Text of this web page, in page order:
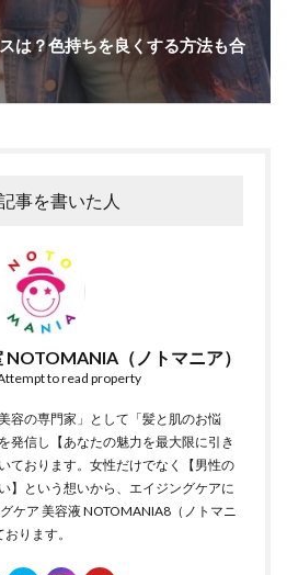
は？色持ちを良くする方法も合
事を書いた人
NOTOMANIA（ノトマニア）
to read property
容の専門家」として「髪と肌のお悩
発信し【あなたの魅力を最大限に引き
ております。女性だけでなく【男性の
】という想いから、エイジングケアに
ケア 美容液 NOTOMANIA8（ノトマニ
ります。